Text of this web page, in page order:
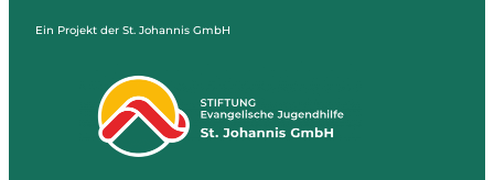
Ein Projekt der St. Johannis GmbH